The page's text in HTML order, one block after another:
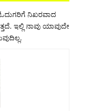
ನಿಖರವಾದ
ಇಲ್ಲಿ ನಾವು ಯಾವುದೇ